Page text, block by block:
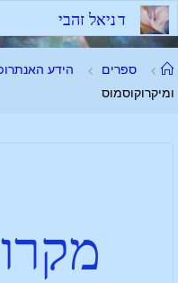
דניאל זהבי
ספרים הידע
ומיקרוקוסמוס